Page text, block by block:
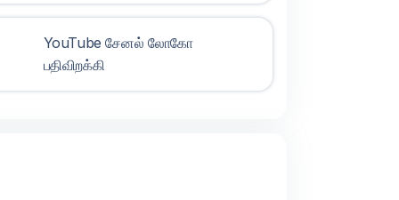
YouTube சேனல் லோகோ
பதிவிறக்கி